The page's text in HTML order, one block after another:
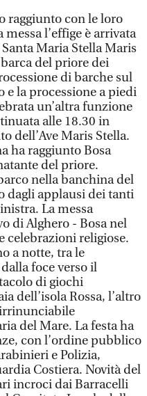
raggiunto con le loro
l’effige è arrivata
Maria Stella Maris
del priore dei
di barche sul
e la processione a piedi
un’altra funzione
alle 18.30 in
dell’Ave Maris Stella.
ha raggiunto Bosa
del priore.
nella banchina del
dagli applausi dei tanti
La messa
di Alghero - Bosa nel
celebrazioni religiose.
a notte, tra le
foce verso il
di giochi
dell’isola Rossa, l’altro
del Mare. La festa ha
con l’ordine pubblico
e Polizia,
Costiera. Novità del
incroci dai Barracelli